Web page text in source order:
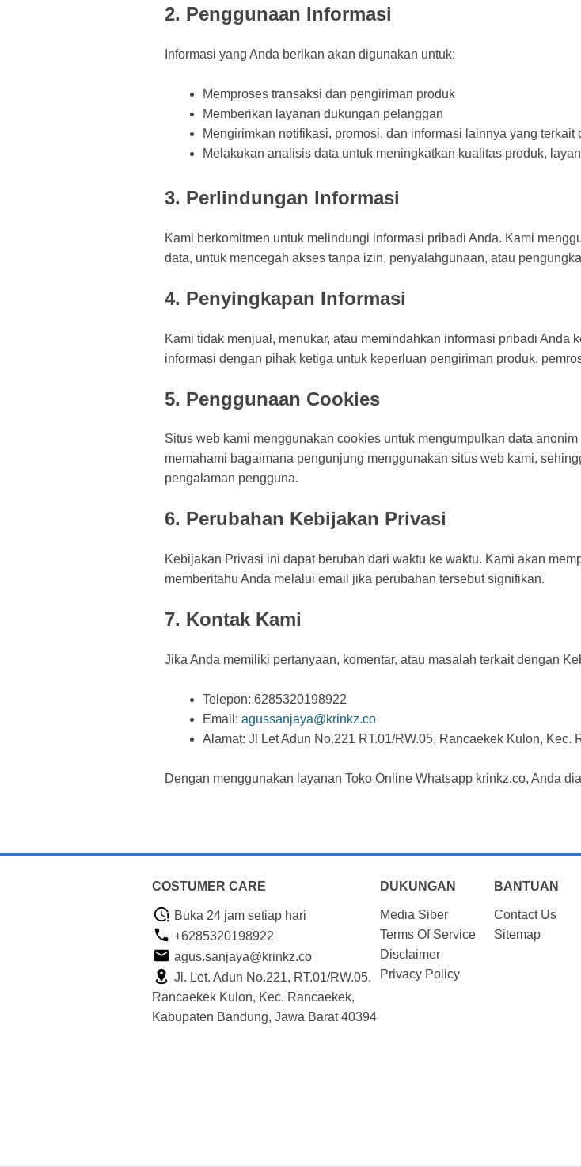
2. Penggunaan Informasi
Informasi yang Anda berikan akan digunakan untuk:
Memproses transaksi dan pengiriman produk
Memberikan layanan dukungan pelanggan
Mengirimkan notifikasi, promosi, dan informasi lainnya yang
Melakukan analisis data untuk meningkatkan kualitas produk,
3. Perlindungan Informasi
Kami berkomitmen untuk melindungi informasi pribadi Anda. Kami
data, untuk mencegah akses tanpa izin, penyalahgunaan, atau
4. Penyingkapan Informasi
Kami tidak menjual, menukar, atau memindahkan informasi pribadi Anda
informasi dengan pihak ketiga untuk keperluan pengiriman produk,
5. Penggunaan Cookies
Situs web kami menggunakan cookies untuk mengumpulkan data
memahami bagaimana pengunjung menggunakan situs web kami,
pengalaman pengguna.
6. Perubahan Kebijakan Privasi
Kebijakan Privasi ini dapat berubah dari waktu ke waktu. Kami akan
memberitahu Anda melalui email jika perubahan tersebut signifikan.
7. Kontak Kami
Jika Anda memiliki pertanyaan, komentar, atau masalah terkait dengan
Telepon: 6285320198922
Email: agussanjaya@krinkz.co
Alamat: Jl Let Adun No.221 RT.01/RW.05, Rancaekek Kulon,
Dengan menggunakan layanan Toko Online Whatsapp krinkz.co, Anda
COSTUMER CARE
Buka 24 jam setiap hari
+6285320198922
agus.sanjaya@krinkz.co
Jl. Let. Adun No.221, RT.01/RW.05,
Rancaekek Kulon, Kec. Rancaekek,
Kabupaten Bandung, Jawa Barat 40394
DUKUNGAN
Media Siber
Terms Of Service
Disclaimer
Privacy Policy
BANTUAN
Contact Us
Sitemap